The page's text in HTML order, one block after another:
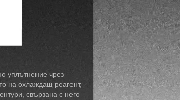
уплътнение чрез
на охлаждащ реагент,
свързана с него